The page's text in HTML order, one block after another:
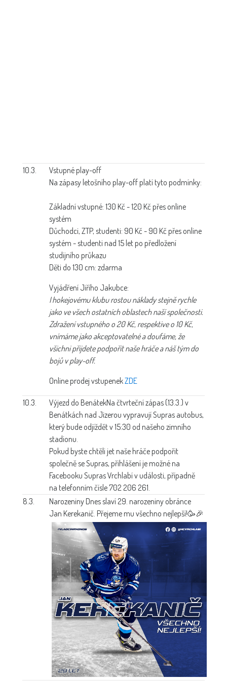
10.3.
Vstupné play-off
Na zápasy letošního play-off platí tyto podmínky:
Základní vstupné: 130 Kč - 120 Kč přes online
systém
Důchodci, ZTP, studenti: 90 Kč - 90 Kč přes online
systém - studenti nad 15 let po předložení
studijního průkazu
Děti do 130 cm: zdarma
Vyjádření Jiřího Jakubce:
I hokejovému klubu rostou náklady stejně rychle
jako ve všech ostatních oblastech naší společnosti.
Zdražení vstupného o 20 Kč, respektive o 10 Kč,
vnímáme jako akceptovatelné a doufáme, že
všichni přijdete podpořit naše hráče a náš tým do
bojů v play-off.
Online prodej vstupenekZDE
10.3. Výjezd do BenátekNa čtvrteční zápas (13.3.) v
Benátkách nad Jizerou vypravují Supras autobus,
který bude odjíždět v 15:30 od našeho zimního
stadionu.
Pokud byste chtěli jet naše hráče podpořit
společně se Supras, přihlášení je možné na
Facebooku Supras Vrchlabí v události, případně
na telefonním čísle 702 206 261.
8.3.
Narozeniny Dnes slaví 29. narozeniny obránce
Jan Kerekanič. Přejeme mu všechno nejlepší!🥳🎉